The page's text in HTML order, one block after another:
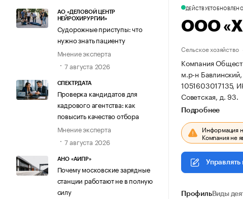
АО «ДЕЛОВОЙ ЦЕНТР
НЕЙРОХИРУРГИИ»
Судорожные приступы: что
нужно знать пациенту
Мнение эксперта
7 августа 2026
СПЕКТРДАТА
Проверка кандидатов для
кадрового агентства: как
повысить качество отбора
Мнение эксперта
7 августа 2026
АНО «АИПР»
Почему московские зарядные
станции работают не в полную
силу
ДЕЙСТВУЕТ
ООО
Сельское хозяйство
Компания
м.р-н
1051603017135,
Советская, д. 93.
Подробнее
Информация
Компания не
ПрофильВиды